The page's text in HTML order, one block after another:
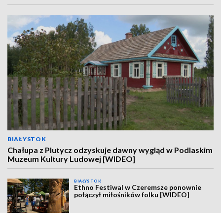
BIAŁYSTOK
Chałupa z Plutycz odzyskuje dawny wygląd w Podlaskim
Muzeum Kultury Ludowej [WIDEO]
BIAŁYSTOK
Ethno Festiwal w Czeremsze ponownie
połączył miłośników folku [WIDEO]